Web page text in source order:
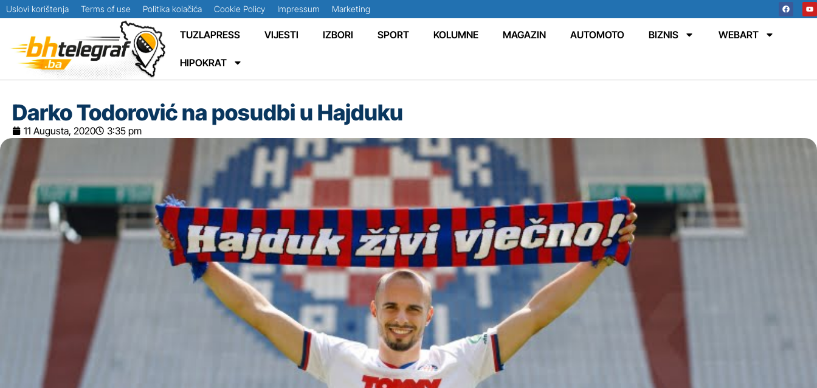
Uslovi korištenja Terms of use Politika kolačića Cookie Policy Impressum Marketing
TUZLAPRESS VIJESTI IZBORI SPORT KOLUMNE MAGAZIN AUTOMOTO BIZNIS WEBART
HIPOKRAT
Darko Todorović na posudbi u Hajduku
11 Augusta, 2020 3:35 pm